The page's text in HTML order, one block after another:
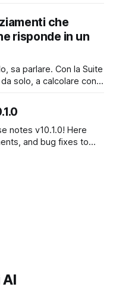
chiunque abbia
racconta i
che
risponde in un
sa parlare. Con la Suite
solo, a calcolare con
conversando.
connettori originali della
notes v10.1.0! Here
and bug fixes to